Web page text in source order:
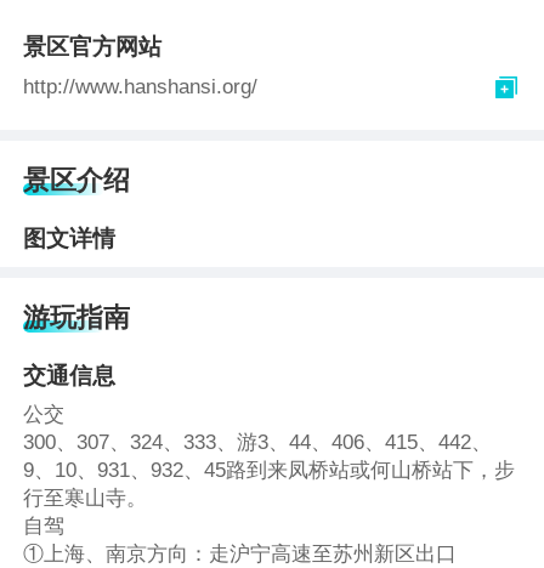
景区官方网站
http://www.hanshansi.org/ 
景区介绍
图文详情
游玩指南
交通信息
公交
300、307、324、333、游3、44、406、415、442、
9、10、931、932、45路到来凤桥站或何山桥站下，步
行至寒山寺。
自驾
①上海、南京方向：走沪宁高速至苏州新区出口